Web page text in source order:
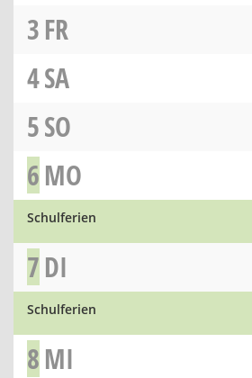
3FR
4SA
5SO
6MO
Schulferien
7DI
Schulferien
8MI